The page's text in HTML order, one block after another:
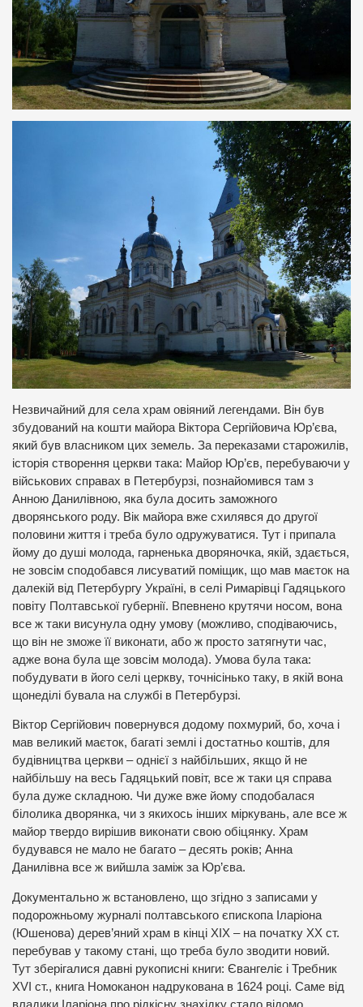
Незвичайний для села храм овіяний легендами. Він був
збудований на кошти майора Віктора Сергійовича Юр’єва,
який був власником цих земель. За переказами старожилів,
історія створення церкви така: Майор Юр’єв, перебуваючи у
військових справах в Петербурзі, познайомився там з
Анною Данилівною, яка була досить заможного
дворянського роду. Вік майора вже схилявся до другої
половини життя і треба було одружуватися. Тут і припала
йому до душі молода, гарненька дворяночка, якій, здається,
не зовсім сподобався лисуватий поміщик, що мав маєток на
далекій від Петербургу Україні, в селі Римарівці Гадяцького
повіту Полтавської губернії. Впевнено крутячи носом, вона
все ж таки висунула одну умову (можливо, сподіваючись,
що він не зможе її виконати, або ж просто затягнути час,
адже вона була ще зовсім молода). Умова була така:
побудувати в його селі церкву, точнісінько таку, в якій вона
щонеділі бувала на службі в Петербурзі.
Віктор Сергійович повернувся додому похмурий, бо, хоча і
мав великий маєток, багаті землі і достатньо коштів, для
будівництва церкви – однієї з найбільших, якщо й не
найбільшу на весь Гадяцький повіт, все ж таки ця справа
була дуже складною. Чи дуже вже йому сподобалася
білолика дворянка, чи з якихось інших міркувань, але все ж
майор твердо вирішив виконати свою обіцянку. Храм
будувався не мало не багато – десять років; Анна
Данилівна все ж вийшла заміж за Юр’єва.
Документально ж встановлено, що згідно з записами у
подорожньому журналі полтавського єпископа Іларіона
(Юшенова) дерев’яний храм в кінці ХІХ – на початку ХХ ст.
перебував у такому стані, що треба було зводити новий.
Тут зберігалися давні рукописні книги: Євангеліє і Требник
ХVІ ст., книга Номоканон надрукована в 1624 році. Саме від